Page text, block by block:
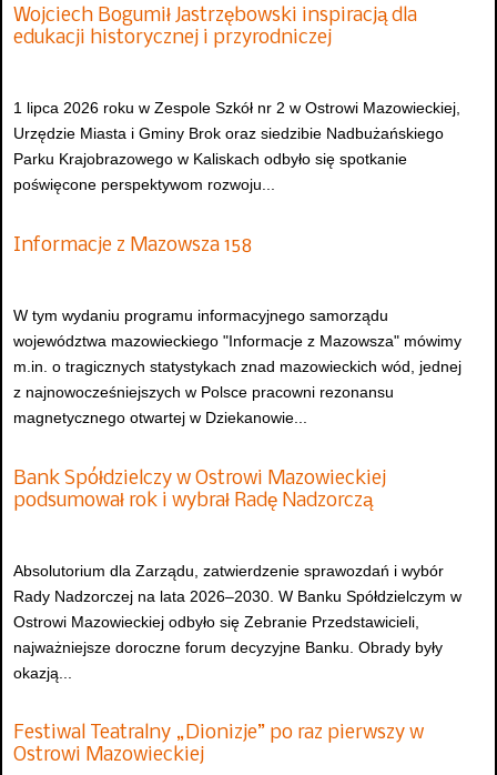
Wojciech Bogumił Jastrzębowski inspiracją dla
edukacji historycznej i przyrodniczej
1 lipca 2026 roku w Zespole Szkół nr 2 w Ostrowi Mazowieckiej,
Urzędzie Miasta i Gminy Brok oraz siedzibie Nadbużańskiego
Parku Krajobrazowego w Kaliskach odbyło się spotkanie
poświęcone perspektywom rozwoju...
Informacje z Mazowsza 158
W tym wydaniu programu informacyjnego samorządu
województwa mazowieckiego "Informacje z Mazowsza" mówimy
m.in. o tragicznych statystykach znad mazowieckich wód, jednej
z najnowocześniejszych w Polsce pracowni rezonansu
magnetycznego otwartej w Dziekanowie...
Bank Spółdzielczy w Ostrowi Mazowieckiej
podsumował rok i wybrał Radę Nadzorczą
Absolutorium dla Zarządu, zatwierdzenie sprawozdań i wybór
Rady Nadzorczej na lata 2026–2030. W Banku Spółdzielczym w
Ostrowi Mazowieckiej odbyło się Zebranie Przedstawicieli,
najważniejsze doroczne forum decyzyjne Banku. Obrady były
okazją...
Festiwal Teatralny „Dionizje” po raz pierwszy w
Ostrowi Mazowieckiej